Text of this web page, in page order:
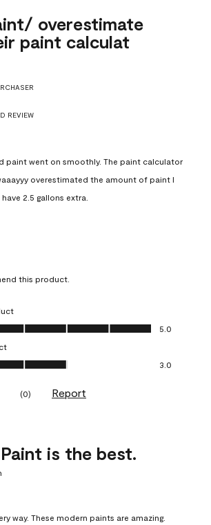
overestimate
paint calculat
REVIEW
paint went on smoothly. The paint calculator
overestimated the amount of paint I
2.5 gallons extra.
this product.
5.0 out of 5
5.0
3.0 out of 5
3.0
(0) Report
is the best.
way. These modern paints are amazing.